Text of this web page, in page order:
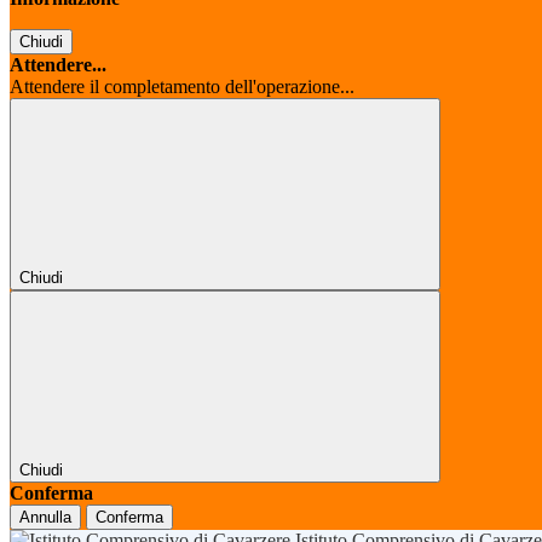
Chiudi
Attendere...
Attendere il completamento dell'operazione...
Chiudi
Chiudi
Conferma
Annulla Conferma